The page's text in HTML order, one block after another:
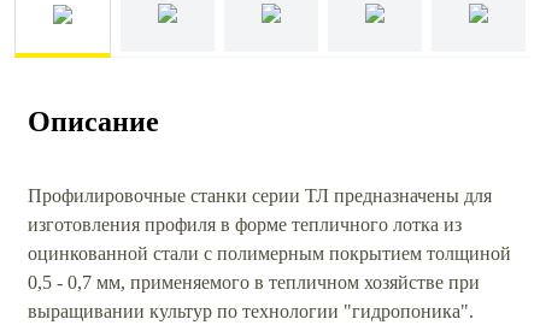
Описание
Профилировочные станки серии ТЛ предназначены для
изготовления профиля в форме тепличного лотка из
оцинкованной стали с полимерным покрытием толщиной
0,5 - 0,7 мм, применяемого в тепличном хозяйстве при
выращивании культур по технологии "гидропоника".